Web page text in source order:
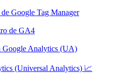
Google Tag Manager
de GA4
Google Analytics (UA)
(Universal Analytics) 📈